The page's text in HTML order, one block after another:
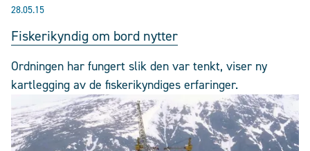
28.05.15
Fiskerikyndig om bord nytter
Ordningen har fungert slik den var tenkt, viser ny
kartlegging av de fiskerikyndiges erfaringer.